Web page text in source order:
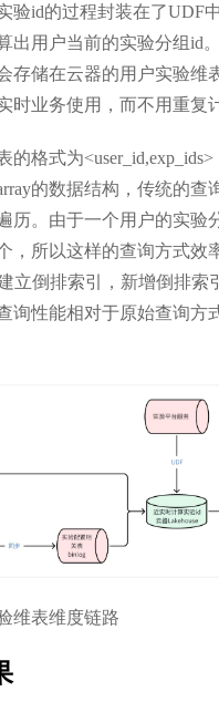
验id的过程封装在了UDF
出用户当前的实验分组id
存储在云器的用户实验维
时业务使用，而不用重复
的格式为<user_id,exp_ids>
的数据结构，传统的查
历。由于一个用户的实验
，所以这样的查询方式效
立倒排索引，新增倒排索
询性能相对于原始查询方
维表维度链路